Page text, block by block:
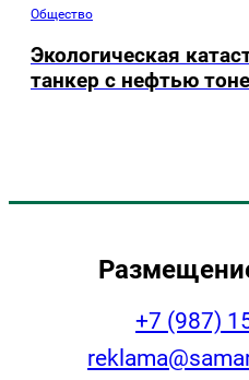
Общество
Экологическая
танкер с нефтью
+7 (987)